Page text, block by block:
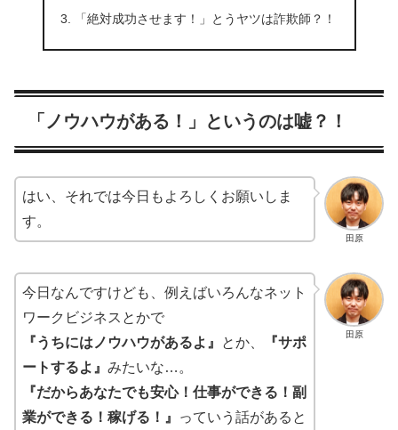
「絶対成功させます！」とうヤツは詐欺師？！
「ノウハウがある！」というのは嘘？！
田原
はい、それでは今日もよろしくお願いしま
す。
田原
今日なんですけども、例えばいろんなネット
ワークビジネスとかで
『うちにはノウハウがあるよ』
とか、
『サポ
ートするよ』 みたいな…。
『だからあなたでも安心！仕事ができる！副
業ができる！稼げる！』
っていう話があると